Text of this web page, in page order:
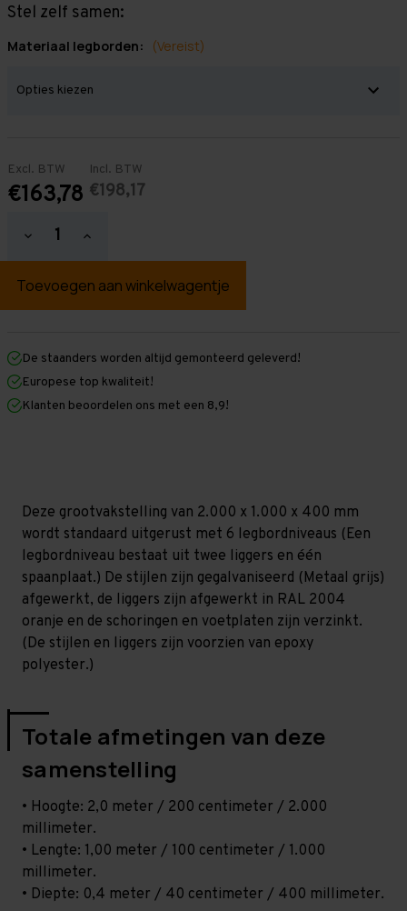
Stel zelf samen:
Materiaal legborden: (Vereist)
Excl. BTW
€163,78
Incl. BTW
€198,17
Hoeveelheid
verlagen
Grootvakstelling
mm
mm
x
400
mm
Hoeveelheid
verhogen
Grootvakstelling
mm
mm
400
mm
De staanders worden altijd gemonteerd geleverd!
Europese top kwaliteit!
Klanten beoordelen ons met een 8,9!
Deze grootvakstelling van 2.000 x 1.000 x 400 mm
wordt standaard uitgerust met 6 legbordniveaus (Een
legbordniveau bestaat uit twee liggers en één
spaanplaat.) De stijlen zijn gegalvaniseerd (Metaal grijs)
afgewerkt, de liggers zijn afgewerkt in RAL 2004
oranje en de schoringen en voetplaten zijn verzinkt.
(De stijlen en liggers zijn voorzien van epoxy
polyester.)
Totale afmetingen van deze
samenstelling
• Hoogte: 2,0 meter / 200 centimeter / 2.000
millimeter.
• Lengte: 1,00 meter / 100 centimeter / 1.000
millimeter.
• Diepte: 0,4 meter / 40 centimeter / 400 millimeter.